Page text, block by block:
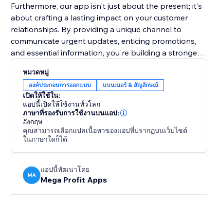
Furthermore, our app isn't just about the present; it's
about crafting a lasting impact on your customer
relationships. By providing a unique channel to
communicate urgent updates, enticing promotions,
and essential information, you're building a stronger
impression will resonate beyond the initial interaction,
fostering repeat visits and long-term loyalty. Make a
lasting mark on your online presence.
หมวดหมู่
องค์ประกอบการออกแบบ แบนเนอร์ & สัญลักษณ์
เปิดให้ใช้ใน:
แอปนี้เปิดให้ใช้งานทั่วโลก
ภาษาที่รองรับการใช้งานบนแอป:
อังกฤษ
คุณสามารถเลือกแปลเนื้อหาของแอปที่ปรากฏบนเว็บไซต์
ในภาษาใดก็ได้
MA
แอปนี้พัฒนาโดย
Mega Profit Apps